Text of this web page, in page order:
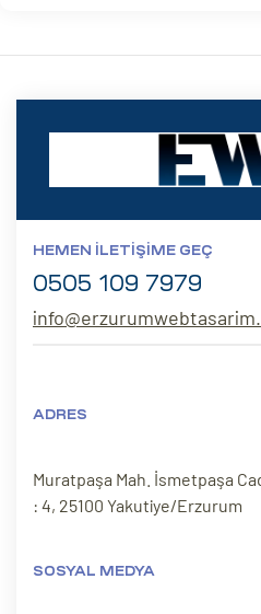
HEMEN İLETIŞIME GEÇ
0505 109 7979
ADRES
Muratpaşa Mah. İsmetpaşa
: 4, 25100 Yakutiye/Erzurum
SOSYAL MEDYA